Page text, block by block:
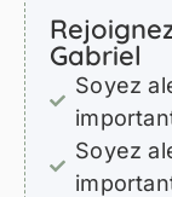
Gabriel
Soyez
Soyez